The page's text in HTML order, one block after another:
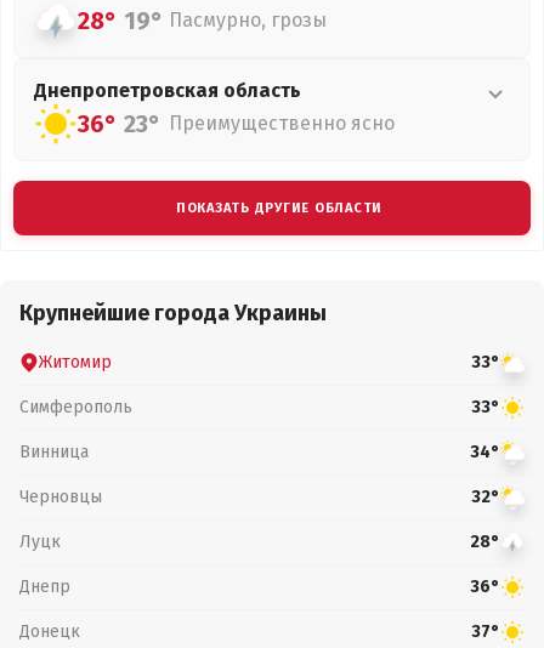
28° 19° Пасмурно, грозы
Днепропетровская область
36° 23° Преимущественно ясно
ПОКАЗАТЬ ДРУГИЕ ОБЛАСТИ
Крупнейшие города Украины
Житомир 33°
Симферополь 33°
Винница 34°
Черновцы 32°
Луцк 28°
Днепр 36°
Донецк 37°